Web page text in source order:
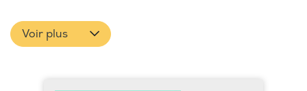
Voir plus